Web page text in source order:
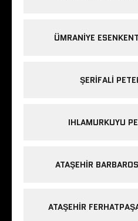
ÜMRANIYE
ŞERIFALI
IHLAMURKUYU
ATAŞEHIR
ATAŞEHIR